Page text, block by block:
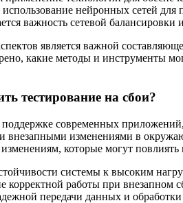
нейронных сетей для
важность сетевой
является важной
какие методы и инструменты
тестирование на сбои?
современных
внезапными изменениями в
которые могут повлиять
системы к высоким
корректной работы при внезапном
передачи данных и